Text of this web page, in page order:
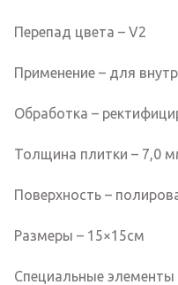
Перепад цвета – V2
Применение – для
Обработка –
Толщина плитки – 7,0
Поверхность –
Размеры – 15×15см
Специальные